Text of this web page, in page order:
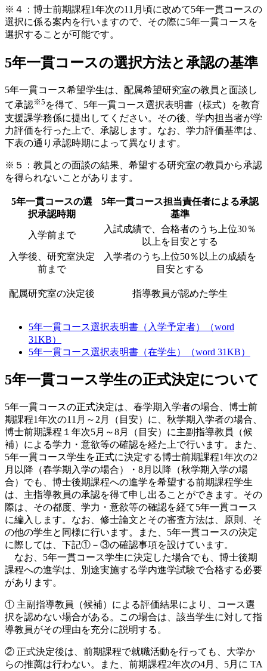
※４：博士前期課程1年次の11月頃に改めて5年一貫コースの
選択に係る案内を行いますので、その際に5年一貫コースを
選択することが可能です。
5年一貫コースの選択方法と承認の基準
5年一貫コース希望学生は、配属希望研究室の教員と面談し
て承認※5 を得て、5年一貫コース選択表明書（様式）を教育
支援課学務係に提出してください。その後、学内担当者が学
力評価を行った上で、承認します。なお、学力評価基準は、
下表の通り承認時期によって異なります。
※５：教員との面談の結果、希望する研究室の教員から承認
を得られないことがあります。
5年一貫コースの選
択承認時期
5年一貫コース担当責任者による承認
基準
入学前まで
入試成績で、合格者のうち上位30％
以上を目安とする
入学後、研究室決定
前まで
入学者のうち上位50％以上の成績を
目安とする
配属研究室の決定後 指導教員が認めた学生
5年一貫コース選択表明書（入学予定者）（word
31KB）
5年一貫コース選択表明書（在学生）（word 31KB）
5年一貫コース学生の正式決定について
5年一貫コースの正式決定は、春学期入学者の場合、博士前
期課程1年次の11月～2月（目安）に、秋学期入学者の場合、
博士前期課程１年次5月～8月（目安）に主副指導教員（候
補）による学力・意欲等の確認を経た上で行います。また、
5年一貫コース学生を正式に決定する博士前期課程1年次の2
月以降（春学期入学の場合）・8月以降（秋学期入学の場
合）でも、博士後期課程への進学を希望する前期課程学生
は、主指導教員の承認を得て申し出ることができます。その
際は、その都度、学力・意欲等の確認を経て5年一貫コース
に編入します。なお、修士論文とその審査方法は、原則、そ
の他の学生と同様に行います。また、5年一貫コースの決定
に際しては、下記①－③の確認事項を設けています。
なお、5年一貫コース学生に決定した場合でも、博士後期
課程への進学は、別途実施する学内進学試験で合格する必要
があります。
① 主副指導教員（候補）による評価結果により、コース選
択を認めない場合がある。この場合は、該当学生に対して指
導教員がその理由を充分に説明する。
② 正式決定後は、前期課程で就職活動を行っても、大学か
らの推薦は行わない。また、前期課程2年次の4月、5月に TA